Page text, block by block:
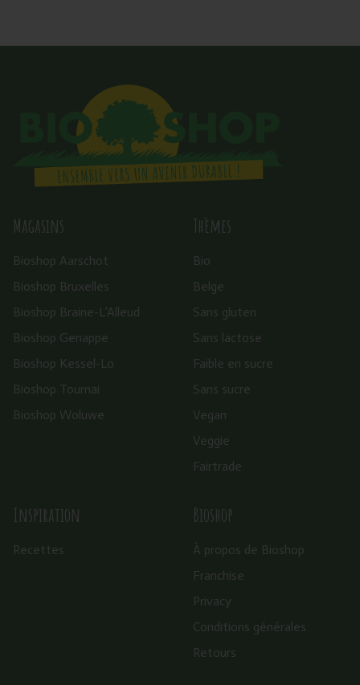
Magasins
Bioshop Aarschot
Bioshop Bruxelles
Bioshop Braine-L’Alleud
Bioshop Genappe
Bioshop Kessel-Lo
Bioshop Tournai
Bioshop Woluwe
Thèmes
Bio
Belge
Sans gluten
Sans lactose
Faible en sucre
Sans sucre
Vegan
Veggie
Fairtrade
Inspiration
Recettes
Bioshop
À propos de Bioshop
Franchise
Privacy
Conditions générales
Retours